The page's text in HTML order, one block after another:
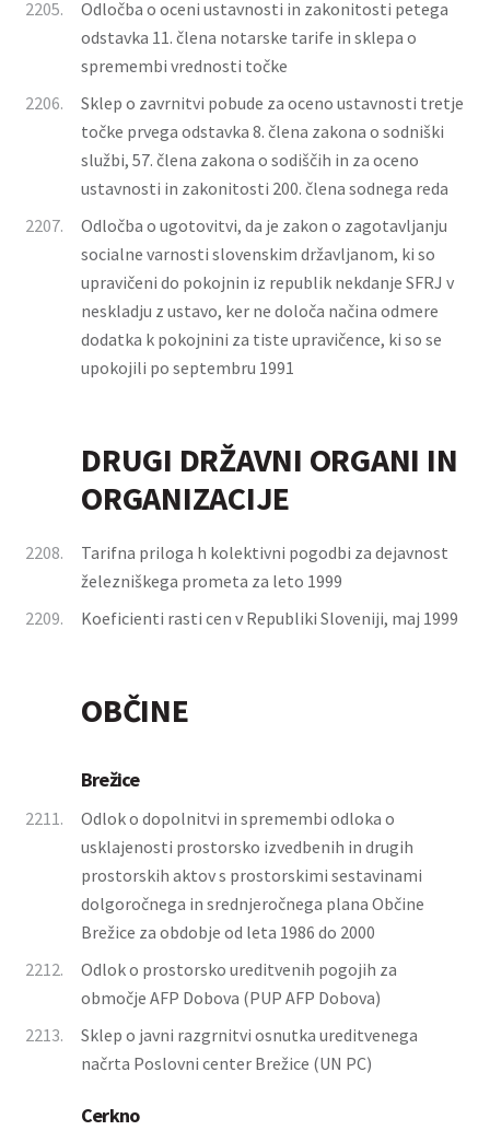
2205.
Odločba o oceni ustavnosti in zakonitosti petega
odstavka 11. člena notarske tarife in sklepa o
spremembi vrednosti točke
2206.
Sklep o zavrnitvi pobude za oceno ustavnosti tretje
točke prvega odstavka 8. člena zakona o sodniški
službi, 57. člena zakona o sodiščih in za oceno
ustavnosti in zakonitosti 200. člena sodnega reda
2207.
Odločba o ugotovitvi, da je zakon o zagotavljanju
socialne varnosti slovenskim državljanom, ki so
upravičeni do pokojnin iz republik nekdanje SFRJ v
neskladju z ustavo, ker ne določa načina odmere
dodatka k pokojnini za tiste upravičence, ki so se
upokojili po septembru 1991
DRUGI DRŽAVNI ORGANI IN
ORGANIZACIJE
2208.
Tarifna priloga h kolektivni pogodbi za dejavnost
železniškega prometa za leto 1999
2209.
Koeficienti rasti cen v Republiki Sloveniji, maj 1999
OBČINE
Brežice
2211.
Odlok o dopolnitvi in spremembi odloka o
usklajenosti prostorsko izvedbenih in drugih
prostorskih aktov s prostorskimi sestavinami
dolgoročnega in srednjeročnega plana Občine
Brežice za obdobje od leta 1986 do 2000
2212.
Odlok o prostorsko ureditvenih pogojih za
območje AFP Dobova (PUP AFP Dobova)
2213.
Sklep o javni razgrnitvi osnutka ureditvenega
načrta Poslovni center Brežice (UN PC)
Cerkno